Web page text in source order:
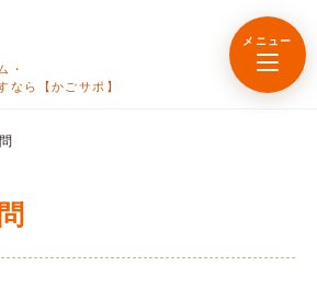
・
なら【かごサポ】
メニュー